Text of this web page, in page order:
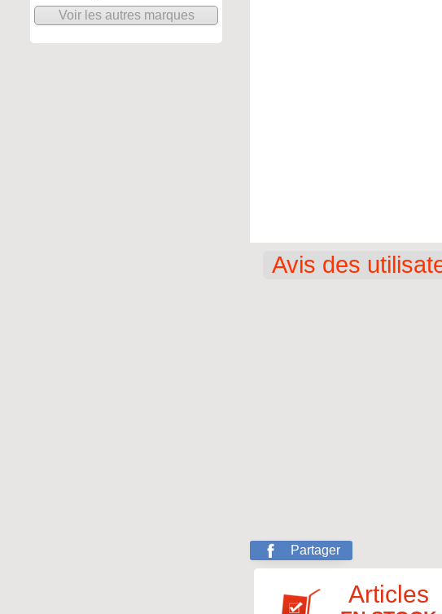
Voir les autres marques
Avis des
Partager
Articles